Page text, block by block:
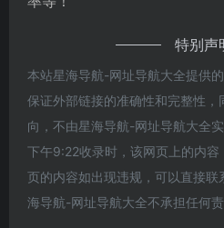
特别声
本站星海导航-网址导航大全提供
保证外部链接的准确性和完整性
向，不由星海导航-网址导航大全
下午9:22收录时，该网页上的内
页的内容如出现违规，可以直接联
海导航-网址导航大全不承担任何责